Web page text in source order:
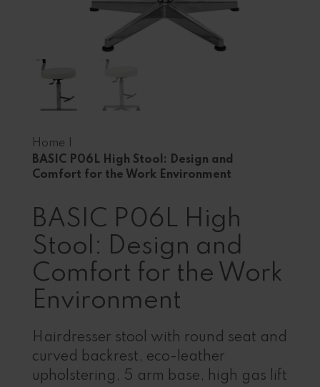
Home
BASIC P06L High Stool: Design and
Comfort for the Work Environment
BASIC P06L High
Stool: Design and
Comfort for the Work
Environment
Hairdresser stool with round seat and
curved backrest, eco-leather
upholstering, 5 arm base, high gas lift